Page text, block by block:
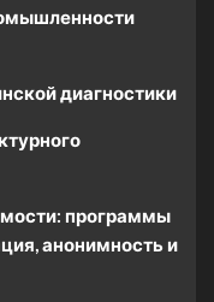
диагностики
программы
анонимность и